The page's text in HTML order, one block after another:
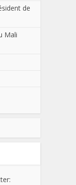
de
Mali